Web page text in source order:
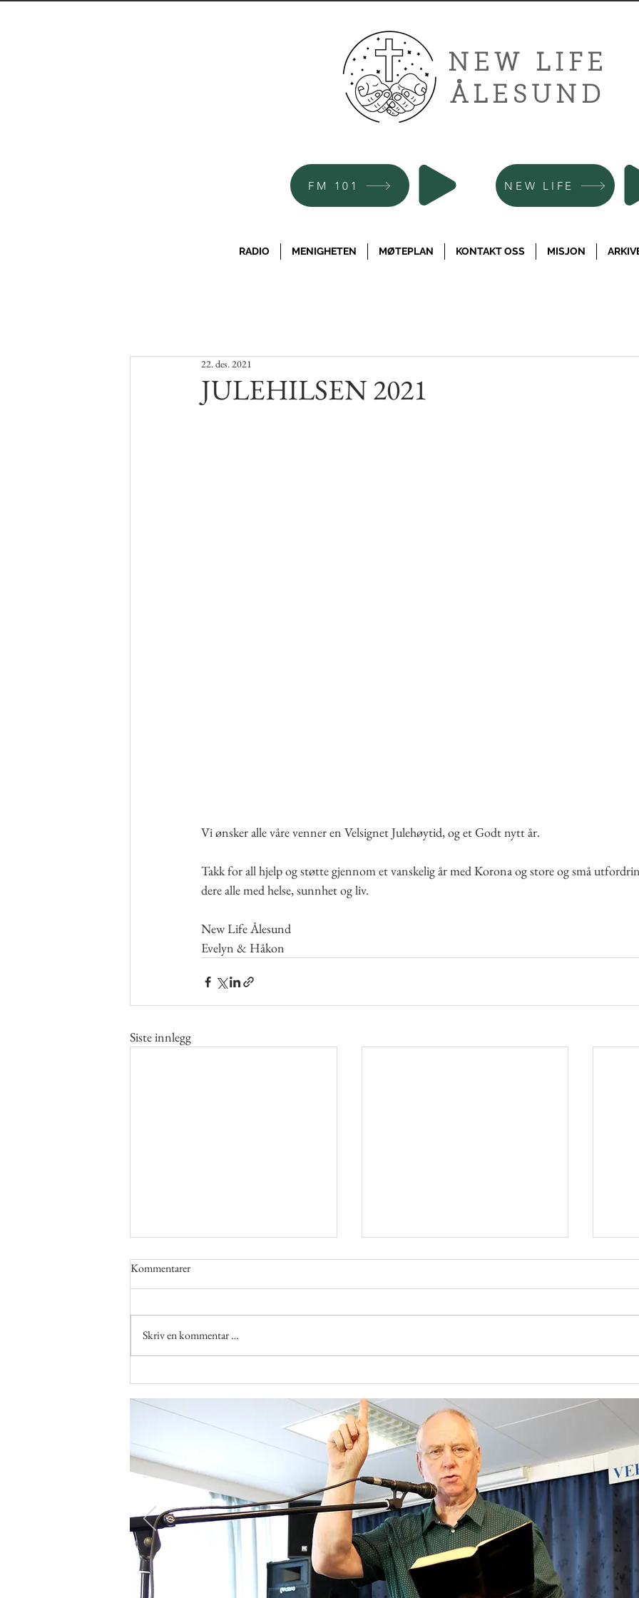
NEW LIFE
ÅLESUND
FM 101 NEW LIFE
RADIO MENIGHETEN MØTEPLAN KONTAKT OSS MISJON
JULEHILSEN 2021
22. des. 2021
Vi ønsker alle våre venner en Velsignet Julehøytid, og et Godt nytt år.
Takk for all hjelp og støtte gjennom et vanskelig år med Korona og store og små
dere alle med helse, sunnhet og liv.
New Life Ålesund
Evelyn & Håkon
Siste innlegg
Reinertsen
Møtehelg med Kari Holmås
Kommentarer
Skriv en kommentar …